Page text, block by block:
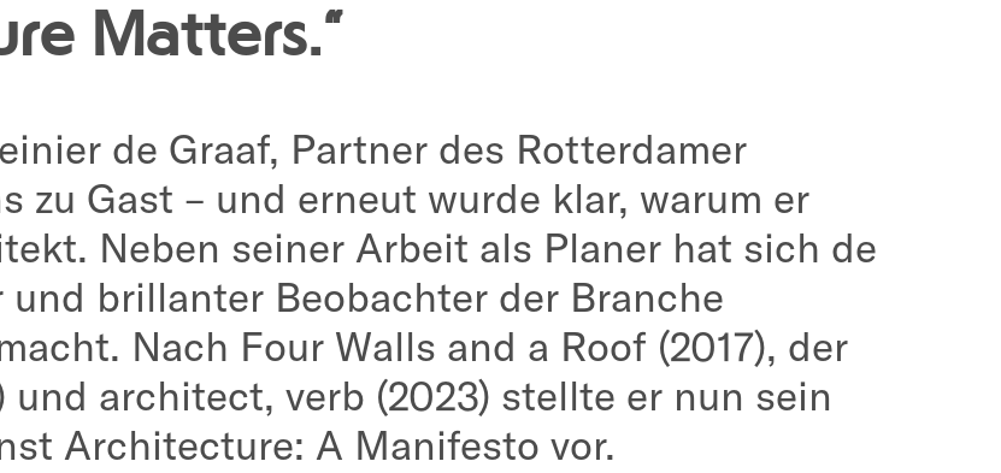
Matters.“
de Graaf, Partner des Rotterdamer
zu Gast – und erneut wurde klar, warum er
Neben seiner Arbeit als Planer hat sich de
brillanter Beobachter der Branche
Nach Four Walls and a Roof (2017), der
und architect, verb (2023) stellte er nun sein
Architecture: A Manifesto vor.